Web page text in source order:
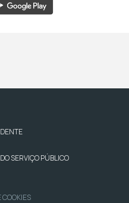
SERVIÇO PÚBLICO
COOKIES